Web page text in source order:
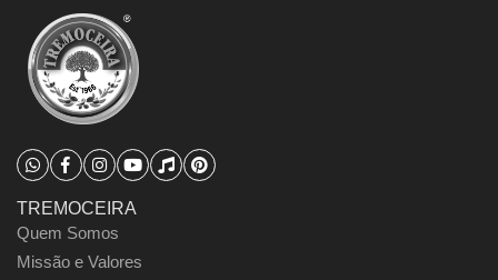
TREMOCEIRA
Quem Somos
Missão e Valores